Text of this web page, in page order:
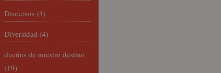
Discursos (4)
Diversidad (4)
dueños de nuestro destino
(19)